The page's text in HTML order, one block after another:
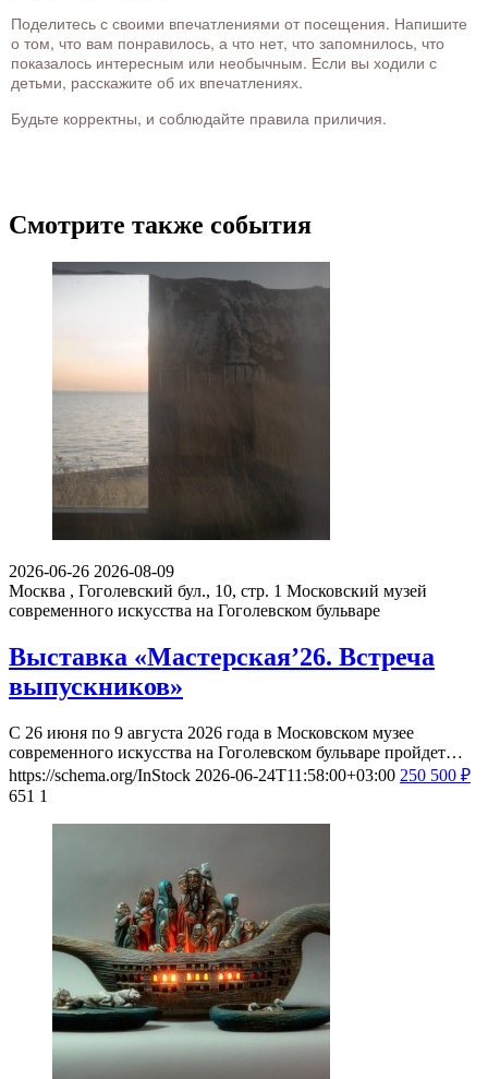
Поделитесь с своими впечатлениями от посещения. Напишите
о том, что вам понравилось, а что нет, что запомнилось, что
показалось интересным или необычным. Если вы ходили с
детьми, расскажите об их впечатлениях.
Будьте корректны, и соблюдайте правила приличия.
Смотрите также события
2026-06-26 2026-08-09
Москва , Гоголевский бул., 10, стр. 1 Московский музей
современного искусства на Гоголевском бульваре
Выставка «Мастерская’26. Встреча
выпускников»
С 26 июня по 9 августа 2026 года в Московском музее
современного искусства на Гоголевском бульваре пройдет…
https://schema.org/InStock 2026-06-24T11:58:00+03:00 250 500 ₽
651 1